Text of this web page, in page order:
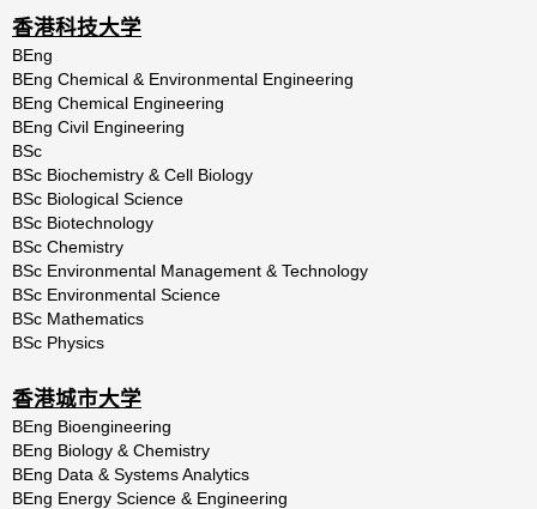
香港科技大学
BEng
BEng Chemical & Environmental Engineering
BEng Chemical Engineering
BEng Civil Engineering
BSc
BSc Biochemistry & Cell Biology
BSc Biological Science
BSc Biotechnology
BSc Chemistry
BSc Environmental Management & Technology
BSc Environmental Science
BSc Mathematics
BSc Physics
香港城市大学
BEng Bioengineering
BEng Biology & Chemistry
BEng Data & Systems Analytics
BEng Energy Science & Engineering